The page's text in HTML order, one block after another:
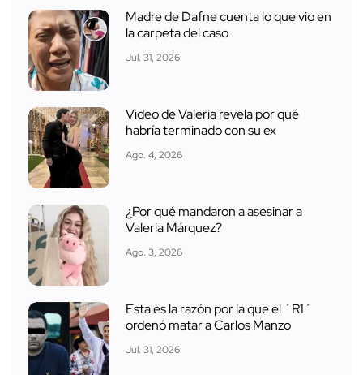
Madre de Dafne cuenta lo que vio en
la carpeta del caso
Jul. 31, 2026
Video de Valeria revela por qué
habría terminado con su ex
Ago. 4, 2026
¿Por qué mandaron a asesinar a
Valeria Márquez?
Ago. 3, 2026
Esta es la razón por la que el ´R1´
ordenó matar a Carlos Manzo
Jul. 31, 2026